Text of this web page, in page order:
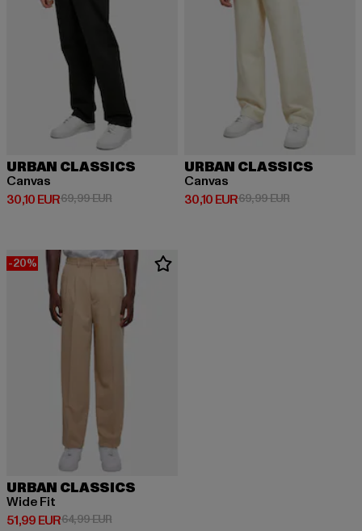
URBAN CLASSICS
Canvas
30,10 EUR
Derzeitiger Preis: 30,10 EUR
69,99 EURAktionspreis: 69,99 EUR
URBAN CLASSICS
Canvas
30,10 EUR
Derzeitiger Preis: 30,10 EUR
69,99 EURAktionspreis:
-20%
URBAN CLASSICS
Wide Fit
51,99 EUR
Derzeitiger Preis: 51,99 EUR
64,99 EURAktionspreis: 64,99 EUR